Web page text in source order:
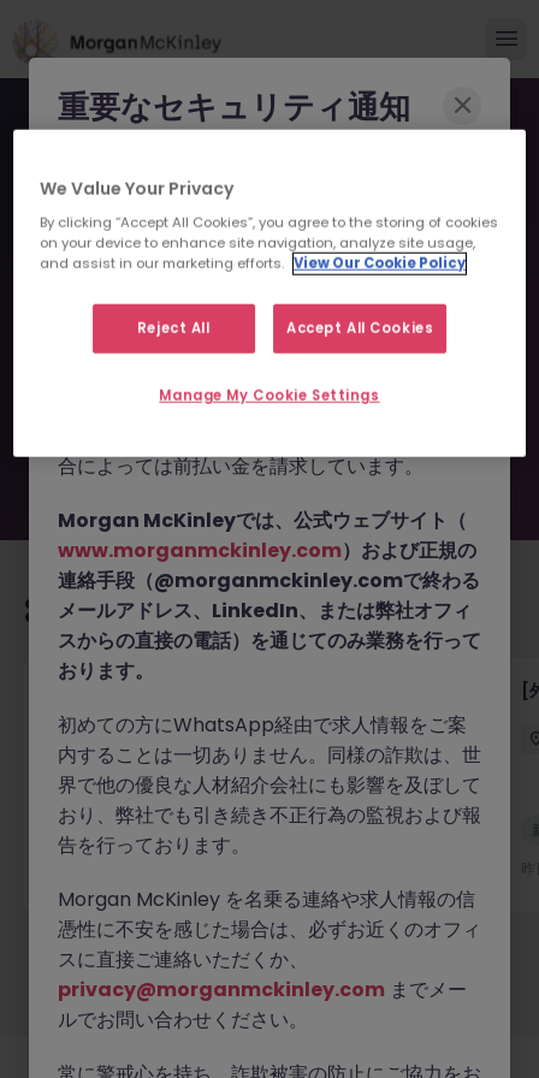
申し訳ございません。こちら
の求人の掲載は終了しまし
た。
あなたにおすすめの求人
ング・KYCアナリスト
東京 正社員 800万～1,100万円
新着
[
もっと見る
採用企業様新着求人最新トピックス当社について 法務 クッキーの設定
重要なセキュリティ通知
になりすまし、求職者を詐欺に巻き込もうとする
事例が報告されています。
morganmckinleyjob.com、
morganmckinleyhire.com）を使用し、虚偽の
で、WhatsApp などのメッセージアプリを通じ
合によっては前払い金を請求しています。
Morgan McKinleyでは、公式ウェブサイト（
www.morganmckinley.com）および正規の
連絡手段（@morganmckinley.comで終わる
メールアドレス、LinkedIn、または弊社オフィ
スからの直接の電話）を通じてのみ業務を行って
おります。
初めての方にWhatsApp経由で求人情報をご案
内することは一切ありません。同様の詐欺は、世
界で他の優良な人材紹介会社にも影響を及ぼして
おり、弊社でも引き続き不正行為の監視および報
告を行っております。
Morgan McKinley を名乗る連絡や求人情報の信
憑性に不安を感じた場合は、必ずお近くのオフィ
スに直接ご連絡いただくか、
privacy@morganmckinley.com までメー
ルでお問い合わせください。
We Value Your Privacy
By clicking “Accept All Cookies”, you agree to the storing of cookies
on your device to enhance site navigation, analyze site usage,
and assist in our marketing efforts. View Our Cookie Policy
Reject All Accept All Cookies
Manage My Cookie Settings